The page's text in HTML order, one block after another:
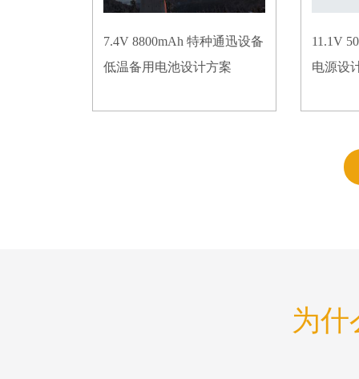
7.4V 8800mAh 特种通迅设备
低温备用电池设计方案
11.1V
电源设
为什